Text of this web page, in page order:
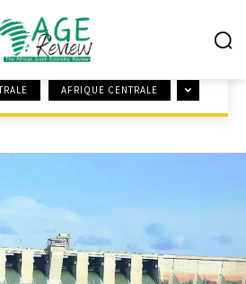
DE L'OUEST
AFRIQUE CENTRALE